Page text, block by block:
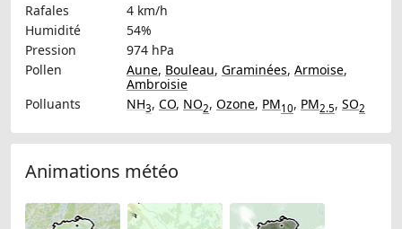
Rafales
4 km/h
Humidité
54%
Pression
974 hPa
Pollen
Aune, Bouleau, Graminées, Armoise,
Ambroisie
Polluants
NH3, CO, NO2, Ozone, PM10, PM2.5, SO2
Animations météo